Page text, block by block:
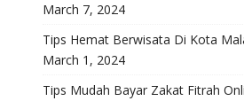
March 7, 2024
Tips Hemat Berwisata Di Kota
March 1, 2024
Tips Mudah Bayar Zakat Fitrah